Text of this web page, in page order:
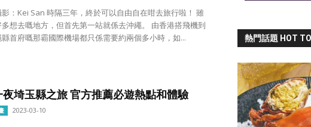
年，終於可以自由自在咁去旅行啦！ 雖
去嘅地方，但首先第一站就係去沖繩。 由香港搭飛機到
首府嘅那霸國際機場都只係需要約兩個多小時，如...
夜埼玉縣之旅 官方推薦必遊熱點和體驗
2023-03-10
熱門話題 HOT